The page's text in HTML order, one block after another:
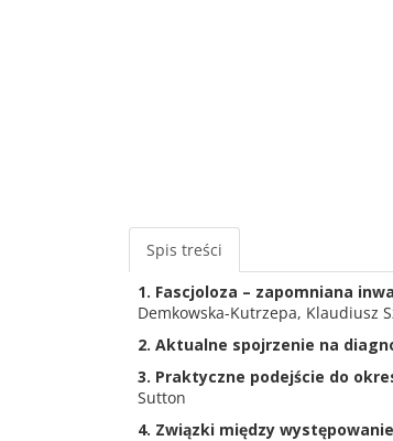
Spis treści
1. Fascjoloza – zapomniana
Demkowska-Kutrzepa, Klaudiusz
2. Aktualne spojrzenie na
3. Praktyczne podejście do
Sutton
4. Związki między